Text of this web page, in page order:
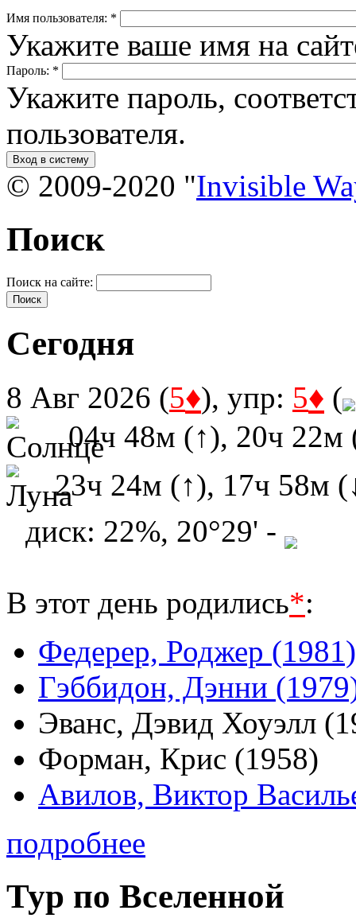
Имя пользователя: *
Укажите ваше имя на
Пароль: *
Укажите пароль,
пользователя.
© 2009-2020 "Invisible
Поиск
Поиск на сайте:
Сегодня
8 Авг 2026 (5♦), упр: 5♦ (
04ч 48м (↑), 20ч 22м
23ч 24м (↑), 17ч 58м
диск: 22%, 20°29' -
В этот день родились*:
Федерер, Роджер (1981)
Гэббидон, Дэнни
Эванс, Дэвид Хоуэлл
Форман, Крис (1958)
Авилов, Виктор
подробнее
Тур по Вселенной